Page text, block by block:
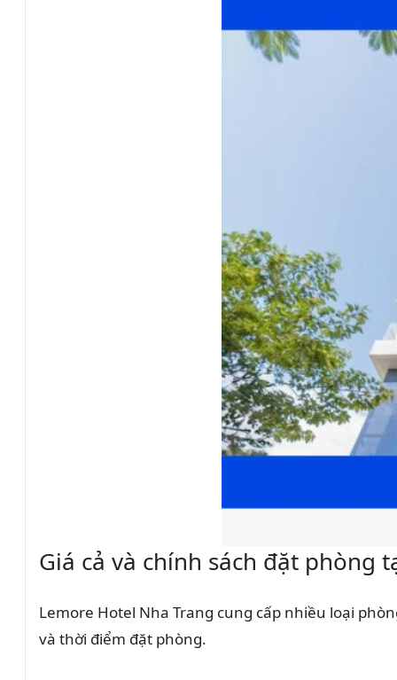
Giá cả và chính sách đặt phòng
Lemore Hotel Nha Trang cung cấp nhiều loại
và thời điểm đặt phòng.